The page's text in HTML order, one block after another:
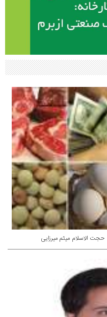
حجت الاسلام میثم میرزایی